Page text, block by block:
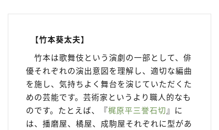
【竹本葵太夫】
竹本は歌舞伎という演劇の一部として、俳
優それぞれの演出意図を理解し、適切な編曲
を施し、気持ちよく舞台を演じていただくた
めの芸能です。芸術家というより職人的なも
のです。たとえば、『梶原平三誉石切』に
は、播磨屋、橘屋、成駒屋それぞれに型があ